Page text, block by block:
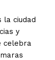
la ciudad
y
celebra